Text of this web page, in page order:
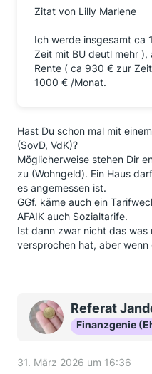
Zitat von Lilly Marlene
Ich werde insgesamt ca
Zeit mit BU deutl mehr
Rente ( ca 930 € zur
1000 € /Monat.
Hast Du schon mal mit
(SovD, VdK)?
Möglicherweise stehen Dir
zu (Wohngeld). Ein Haus
es angemessen ist.
GGf. käme auch ein
AFAIK auch Sozialtarife.
Ist dann zwar nicht das was
versprochen hat, aber
Referat
31. März 2026 um 16:36